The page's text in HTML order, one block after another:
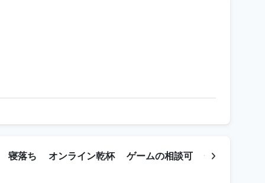
寝落ち オンライン乾杯 ゲームの相談可 悩み相談